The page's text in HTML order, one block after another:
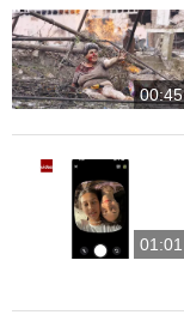
00:45
01:01